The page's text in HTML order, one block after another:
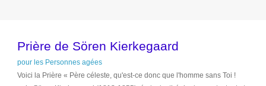
Prière de Sören Kierkegaard
pour les Personnes agées
Voici la Prière « Père céleste, qu'est-ce donc que l'homme sans Toi !